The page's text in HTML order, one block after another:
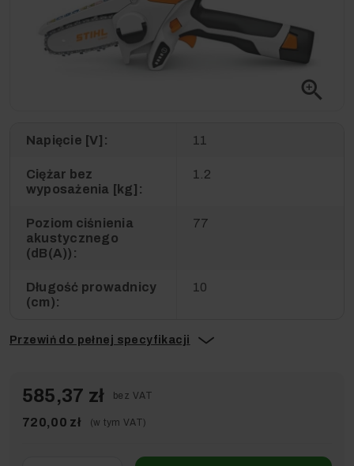
zoom_in
Napięcie [V]: 11
Ciężar bez
wyposażenia [kg]:
1.2
Poziom ciśnienia
akustycznego
(dB(A)):
77
Długość prowadnicy
(cm):
10
Przewiń do pełnej specyfikacji
585,37 zł bez VAT
720,00 zł (w tym VAT)